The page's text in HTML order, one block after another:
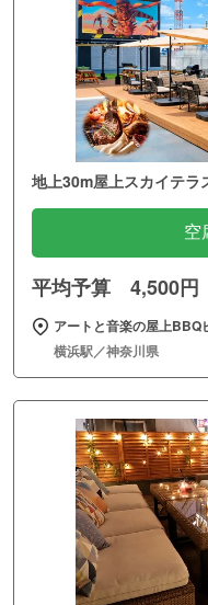
地上30m屋上スカイテ
空
平均予算 4,500円
アートと音楽の屋上
横浜駅／神奈川県